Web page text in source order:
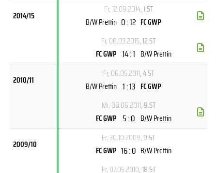
2014/15
Fr, 12.09.2014, 1.ST
B/W Prettin 0 : 12 FC GWP
Fr, 06.03.2015, 12.ST
FC GWP 14 : 1 B/W Prettin
2010/11
Fr, 06.05.2011, 4.ST
B/W Prettin 1 : 13 FC GWP
Mi, 08.06.2011, 9.ST
FC GWP 5 : 0 B/W Prettin
2009/10
Fr, 30.10.2009, 9.ST
FC GWP 16 : 0 B/W Prettin
Fr, 07.05.2010, 18.ST